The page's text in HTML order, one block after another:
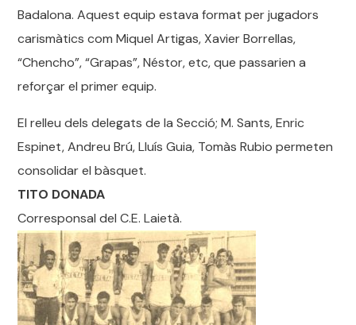
Badalona. Aquest equip estava format per jugadors
carismàtics com Miquel Artigas, Xavier Borrellas,
“Chencho”, “Grapas”, Néstor, etc, que passarien a
reforçar el primer equip.
El relleu dels delegats de la Secció; M. Sants, Enric
Espinet, Andreu Brú, Lluís Guia, Tomàs Rubio permeten
consolidar el bàsquet.
TITO DONADA
Corresponsal del C.E. Laietà.